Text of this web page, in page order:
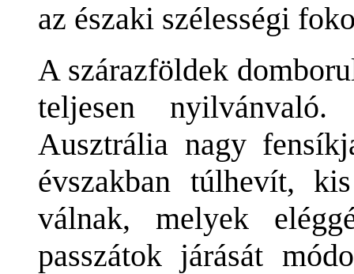
az északi szélességi
A szárazföldek
teljesen
Ausztrália nagy
évszakban túlhevít,
válnak, melyek
passzátok járását